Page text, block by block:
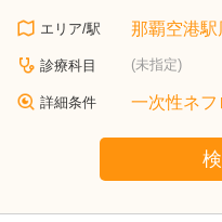
エリア/駅 那覇空港駅
診療科目 (未指定)
詳細条件 一次性ネ